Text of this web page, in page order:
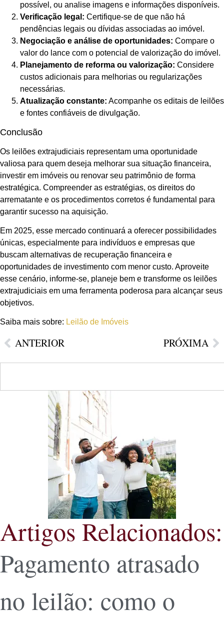
possível, ou analise imagens e informações disponíveis.
Verificação legal: Certifique-se de que não há
pendências legais ou dívidas associadas ao imóvel.
Negociação e análise de oportunidades: Compare o
valor do lance com o potencial de valorização do imóvel.
Planejamento de reforma ou valorização: Considere
custos adicionais para melhorias ou regularizações
necessárias.
Atualização constante: Acompanhe os editais de leilões
e fontes confiáveis de divulgação.
Conclusão
Os leilões extrajudiciais representam uma oportunidade
valiosa para quem deseja melhorar sua situação financeira,
investir em imóveis ou renovar seu patrimônio de forma
estratégica. Compreender as estratégias, os direitos do
arrematante e os procedimentos corretos é fundamental para
garantir sucesso na aquisição.
Em 2025, esse mercado continuará a oferecer possibilidades
únicas, especialmente para indivíduos e empresas que
buscam alternativas de recuperação financeira e
oportunidades de investimento com menor custo. Aproveite
esse cenário, informe-se, planeje bem e transforme os leilões
extrajudiciais em uma ferramenta poderosa para alcançar seus
objetivos.
Saiba mais sobre: Leilão de Imóveis
ANTERIOR PRÓXIMA
Artigos Relacionados:
Pagamento atrasado
no leilão: como o